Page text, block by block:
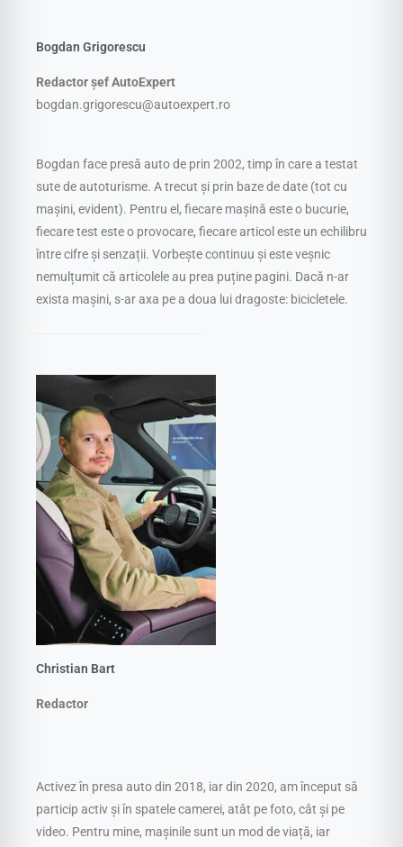
Bogdan Grigorescu
Redactor șef AutoExpert
bogdan.grigorescu@autoexpert.ro
Bogdan face presă auto de prin 2002, timp în care a testat
sute de autoturisme. A trecut și prin baze de date (tot cu
mașini, evident). Pentru el, fiecare mașină este o bucurie,
fiecare test este o provocare, fiecare articol este un echilibru
între cifre și senzații. Vorbește continuu și este veșnic
nemulțumit că articolele au prea puține pagini. Dacă n-ar
exista mașini, s-ar axa pe a doua lui dragoste: bicicletele.
Christian Bart
Redactor
Activez în presa auto din 2018, iar din 2020, am început să
particip activ și în spatele camerei, atât pe foto, cât și pe
video. Pentru mine, mașinile sunt un mod de viață, iar